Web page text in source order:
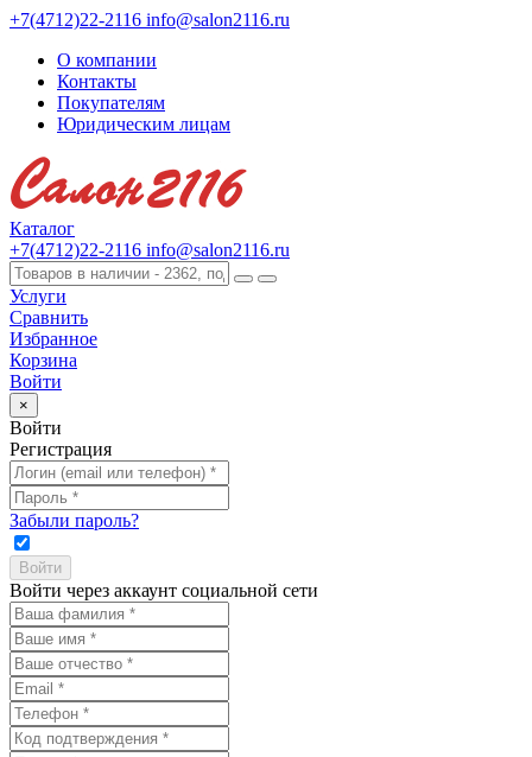
+7(4712)22-2116 info@salon2116.ru
О компании
Контакты
Покупателям
Юридическим лицам
Каталог
+7(4712)22-2116 info@salon2116.ru
Услуги
Сравнить
Избранное
Корзина
Войти
×
Войти
Регистрация
Забыли пароль?
Войти через аккаунт социальной сети